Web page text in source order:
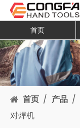
首页
首页 / 产品 /
对焊机